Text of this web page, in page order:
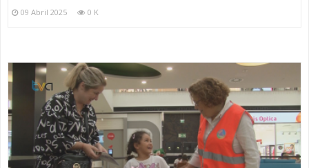
09 Abril 2025 0 K